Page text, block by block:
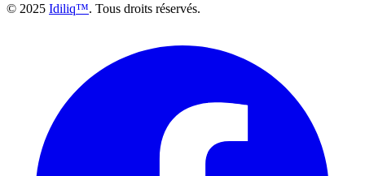
© 2025 Idiliq™. Tous droits réservés.